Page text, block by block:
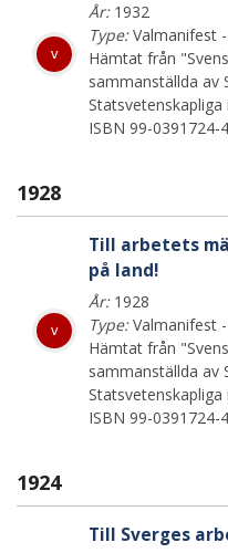
v
År:1932
Type:Valmanifest -
Hämtat från
sammanställda av
ISBN 99-0391724-4
1928
v
Till arbetets
på land!
År:1928
Type:Valmanifest -
Hämtat från
sammanställda av
ISBN 99-0391724-4
1924
Till Sverges